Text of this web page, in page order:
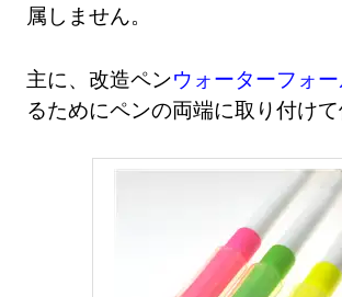
属しません。
主に、改造ペンウォーターフォ
るためにペンの両端に取り付けて